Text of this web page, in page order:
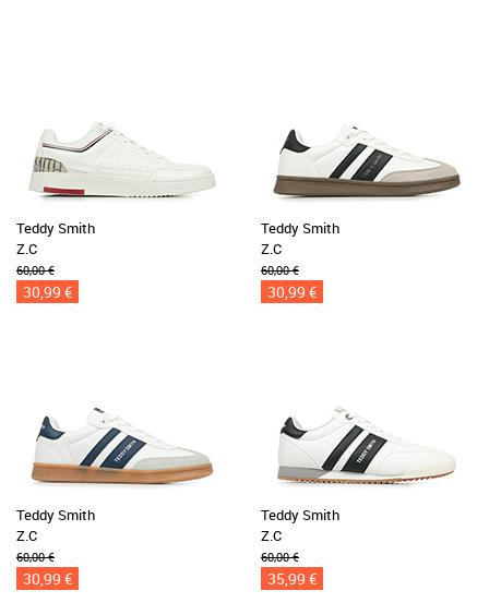
Teddy Smith
Z.C
60,00 €
30,99 €
Teddy Smith
Z.C
60,00 €
30,99 €
Teddy Smith
Z.C
60,00 €
30,99 €
Teddy Smith
Z.C
60,00 €
35,99 €